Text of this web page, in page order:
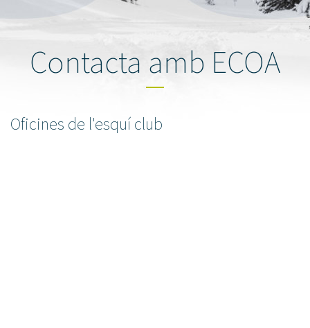
Contacta amb ECOA
Oficines de l'esquí club